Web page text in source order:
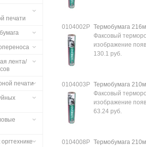
0104002Р Термобумага
Факсовый
изображение
130.1 руб.
0104003Р Термобумага
Факсовый
изображение
63.24 руб.
0104008Р Термобумага
печати
лента/
печати